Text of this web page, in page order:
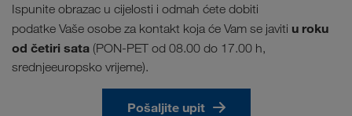
Ispunite obrazac u cijelosti i odmah ćete dobiti
podatke Vaše osobe za kontakt koja će Vam se javiti u roku
od četiri sata (PON-PET od 08.00 do 17.00 h,
srednjeeuropsko vrijeme).
Pošaljite upit